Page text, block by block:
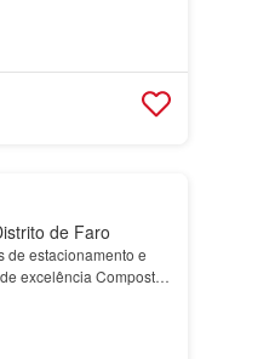
de Faro
de estacionamento e
excelência Composto